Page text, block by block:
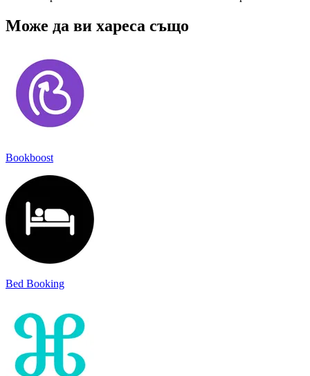
Може да ви хареса също
Bookboost
Bed Booking